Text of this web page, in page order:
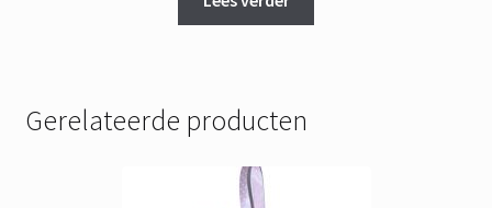
Gerelateerde producten